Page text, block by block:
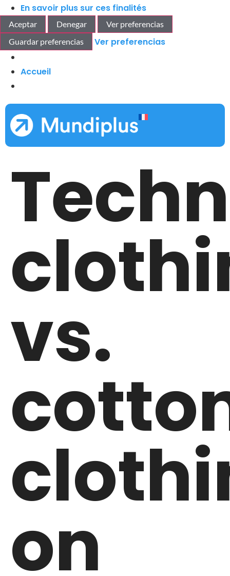
En savoir plus sur ces finalités
Aceptar Denegar
Ver preferencias
Guardar preferencias
Ver preferencias
Accueil
vs.
on